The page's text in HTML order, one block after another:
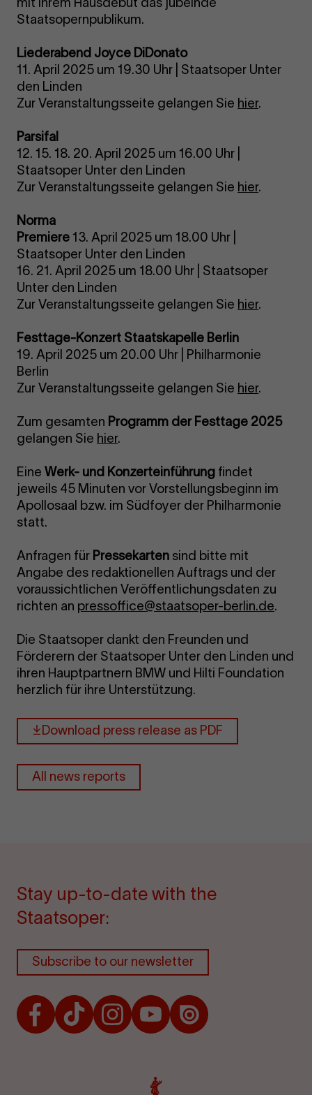
Staatsopernpublikum.
Liederabend Joyce DiDonato
11. April 2025 um 19.30 Uhr | Staatsoper Unter
den Linden
Zur Veranstaltungsseite gelangen Sie hier.
Parsifal
12. 15. 18. 20. April 2025 um 16.00 Uhr |
Staatsoper Unter den Linden
Zur Veranstaltungsseite gelangen Sie hier.
Norma
Premiere 13. April 2025 um 18.00 Uhr |
Staatsoper Unter den Linden
16. 21. April 2025 um 18.00 Uhr | Staatsoper
Unter den Linden
Zur Veranstaltungsseite gelangen Sie hier.
Festtage-Konzert Staatskapelle Berlin
19. April 2025 um 20.00 Uhr | Philharmonie
Berlin
Zur Veranstaltungsseite gelangen Sie hier.
Zum gesamten Programm der Festtage 2025
gelangen Sie hier.
EineWerk- und Konzerteinführung findet
jeweils 45 Minuten vor Vorstellungsbeginn im
Apollosaal bzw. im Südfoyer der Philharmonie
statt.
Anfragen für Pressekarten sind bitte mit
Angabe des redaktionellen Auftrags und der
voraussichtlichen Veröffentlichungsdaten zu
richten an pressoffice@staatsoper-berlin.de.
Die Staatsoper dankt den Freunden und
Förderern der Staatsoper Unter den Linden und
ihren Hauptpartnern BMW und Hilti Foundation
herzlich für ihre Unterstützung.
Download press release as PDF
All news reports
Stay up-to-date with the
Staatsoper:
Subscribe to our newsletter
FacebookTikTokInstagramYoutubeIssuu